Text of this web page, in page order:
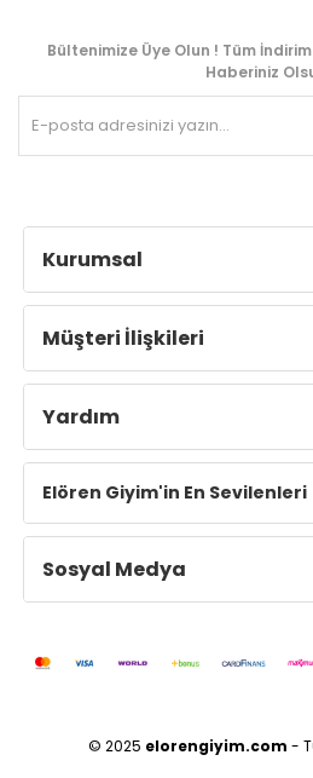
Bültenimize Üye Olun ! Tüm
Haberiniz
Kurumsal
Müşteri İlişkileri
Yardım
Elören Giyim'in En Sevilenleri
Sosyal Medya
© 2025 elorengiyim.com -